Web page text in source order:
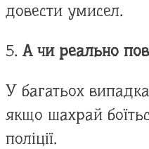
довести умисел.
5. А чи реально
У багатьох
якщо шахрай
поліції.